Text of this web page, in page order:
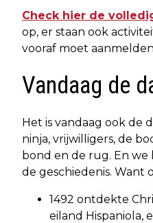
Check hier de
op, er staan ook
vooraf moet
Vandaag de
Het is vandaag ook de
ninja, vrijwilligers, de
bond en de rug. En
de geschiedenis. Want
1492 ontdekte
eiland Hispaniola,